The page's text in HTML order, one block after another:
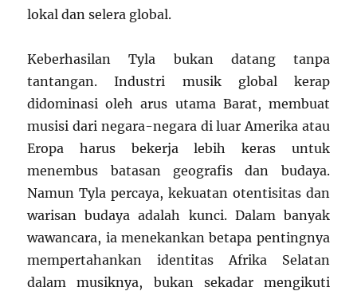
lokal dan selera global.
Keberhasilan Tyla bukan datang tanpa
tantangan. Industri musik global kerap
didominasi oleh arus utama Barat, membuat
musisi dari negara-negara di luar Amerika atau
Eropa harus bekerja lebih keras untuk
menembus batasan geografis dan budaya.
Namun Tyla percaya, kekuatan otentisitas dan
warisan budaya adalah kunci. Dalam banyak
wawancara, ia menekankan betapa pentingnya
mempertahankan identitas Afrika Selatan
dalam musiknya, bukan sekadar mengikuti